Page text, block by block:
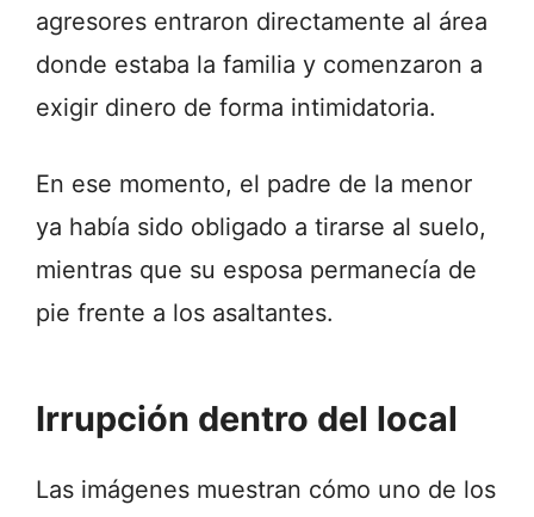
agresores entraron directamente al área
donde estaba la familia y comenzaron a
exigir dinero de forma intimidatoria.
En ese momento, el padre de la menor
ya había sido obligado a tirarse al suelo,
mientras que su esposa permanecía de
pie frente a los asaltantes.
Irrupción dentro del local
Las imágenes muestran cómo uno de los